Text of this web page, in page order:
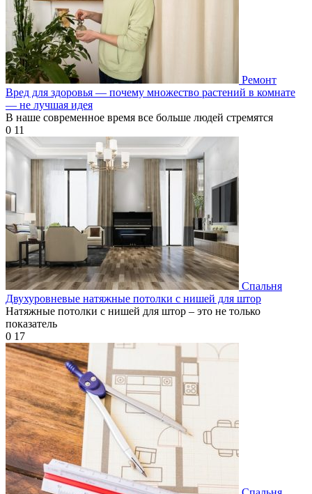
Ремонт
Вред для здоровья — почему множество растений в комнате
— не лучшая идея
В наше современное время все больше людей стремятся
0 11
Спальня
Двухуровневые натяжные потолки с нишей для штор
Натяжные потолки с нишей для штор – это не только
показатель
0 17